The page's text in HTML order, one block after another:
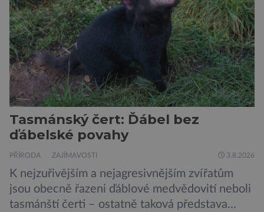
chelicerami, které u nich představují právě […]
Tasmánský čert: Ďábel bez
ďábelské povahy
PŘÍRODA ZAJÍMAVOSTI 3.8.2026
K nejzuřivějším a nejagresivnějším zvířatům
jsou obecně řazeni ďáblové medvědovití neboli
tasmánští čerti – ostatně taková představa